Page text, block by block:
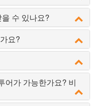
수 있나요?
요?
어가 가능한가요? 비